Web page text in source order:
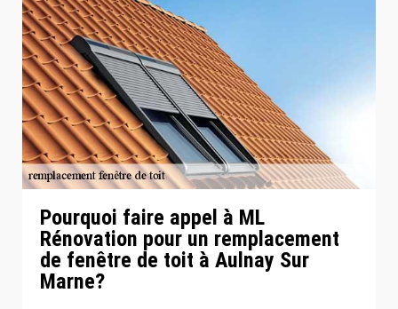
Pourquoi faire appel à ML
Rénovation pour un remplacement
de fenêtre de toit à Aulnay Sur
Marne?